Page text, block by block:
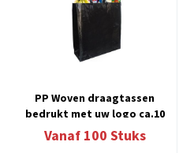
PP Woven draagtassen
bedrukt met uw logo ca.10
werkdagen 5.1
Vanaf100 Stuks